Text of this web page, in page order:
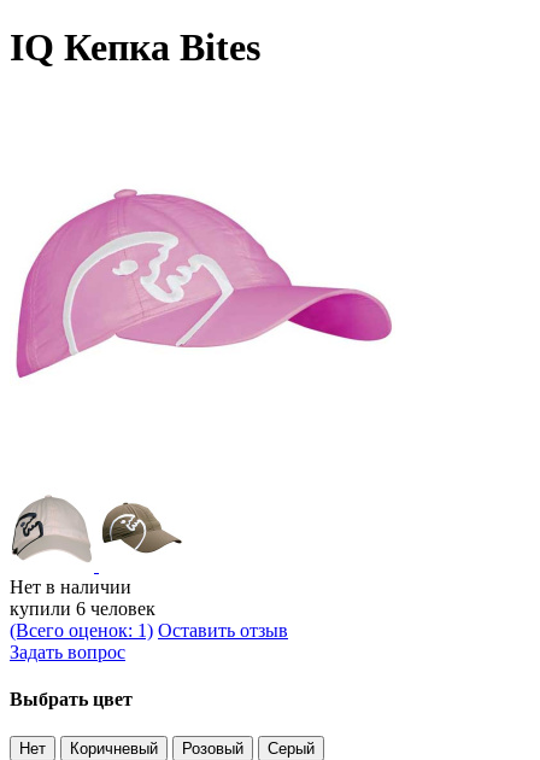
IQ Кепка Bites
Нет в наличии
купили 6 человек
(Всего оценок: 1) Оставить отзыв
Задать вопрос
Выбрать цвет
Нет Коричневый Розовый Серый